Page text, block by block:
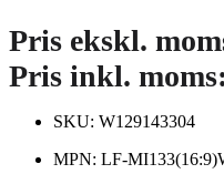
Pris ekskl.
Pris inkl. moms:
SKU: W129143304
MPN: LF-